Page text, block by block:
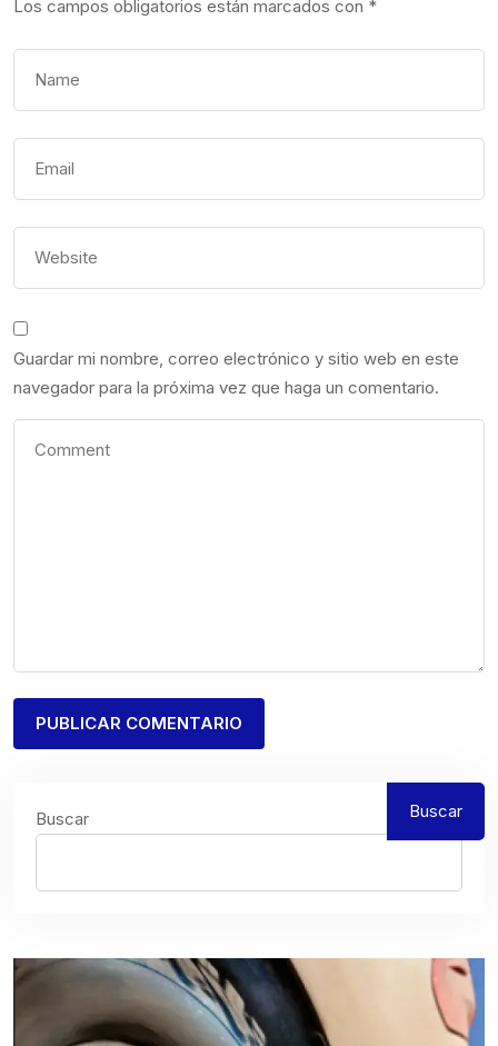
Los campos obligatorios están marcados con *
Guardar mi nombre, correo electrónico y sitio web en este
navegador para la próxima vez que haga un comentario.
Buscar Buscar